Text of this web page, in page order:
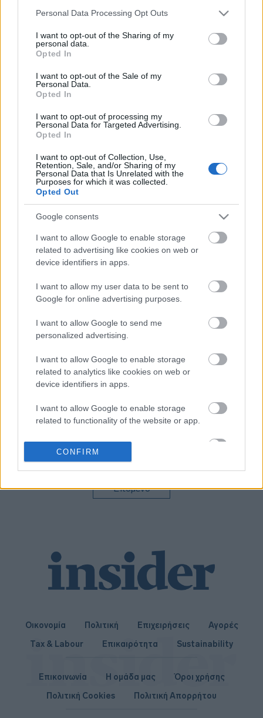
Please note that this website/app uses one or more Google
not limited to your visit or usage behaviour. You may click to
grant or deny consent to Google and its third-party tags to
use your data for below specified purposes in below Google
consent section.
Personal Data Processing Opt Outs
I want to opt-out of the Sharing of my
personal data.
Opted In
I want to opt-out of the Sale of my
Personal Data.
Opted In
I want to opt-out of processing my
Personal Data for Targeted Advertising.
Opted In
I want to opt-out of Collection, Use,
Retention, Sale, and/or Sharing of my
Personal Data that Is Unrelated with the
Purposes for which it was collected.
Opted Out
Google consents
I want to allow Google to enable storage
related to advertising like cookies on web or
device identifiers in apps.
I want to allow my user data to be sent to
Google for online advertising purposes.
I want to allow Google to send me
personalized advertising.
I want to allow Google to enable storage
related to analytics like cookies on web or
device identifiers in apps.
I want to allow Google to enable storage
related to functionality of the website or app.
I want to allow Google to enable storage
related to personalization.
related to security, including authentication
CONFIRM
εισπράξεις τον
γονικές παροχές και
μεταβιβάσεις και για
φόρου από ΑΑΔΕ
Ψιλή κυριότητα: Η
«σιωπηλή» τάση που
αλλάζει την αγορά
ακινήτων
Γολγοθάς η
μεταβίβαση ακινήτου:
θέλει η έκδοση άδειας
Μεταβιβάσεις
Πώς ξεμπλοκάρουν τα
κατασχεμένα
Ποιοι παράγοντες
διαμορφώνουν τις
Επόμενο
Οικονομία Πολιτική Επιχειρήσεις
Αγορές
Tax & Labour
Επικαιρότητα Sustainability
Επικοινωνία Η ομάδα μας
Όροι χρήσης
Πολιτική Cookies
Πολιτική Απορρήτου